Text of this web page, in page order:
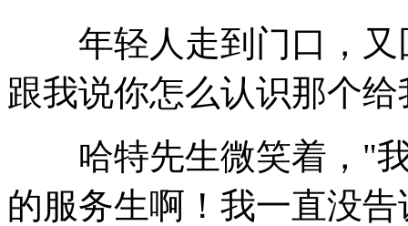
年轻人走到门口，又
跟我说你怎么认识那个
哈特先生微笑着，"我
的服务生啊！我一直没